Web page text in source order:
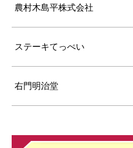
農村木島平株式会社
ステーキてっぺい
右門明治堂